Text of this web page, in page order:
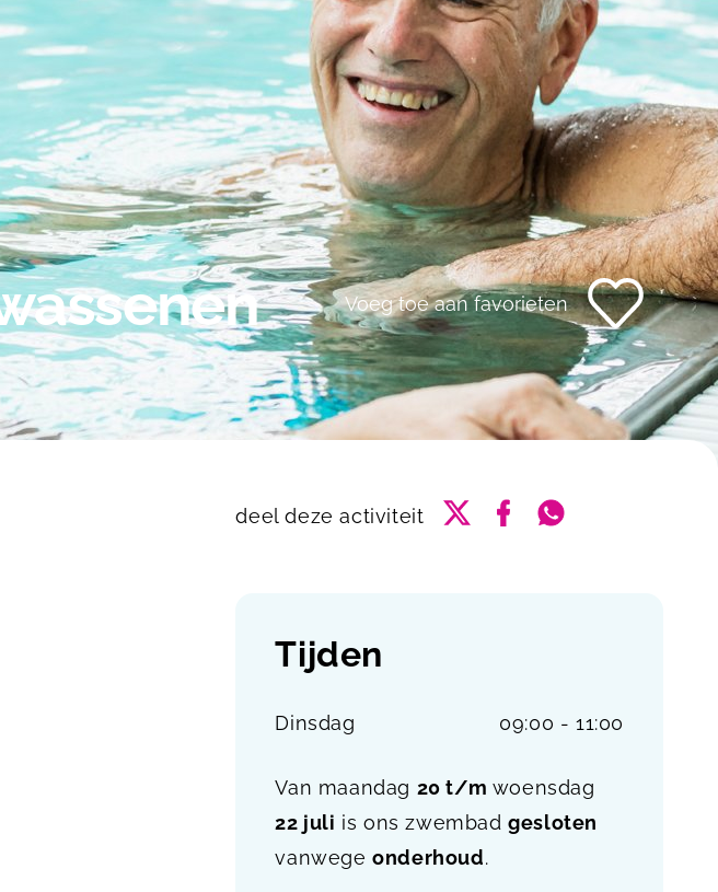
Voeg toe aan favorieten
deel deze activiteit Delen via Twitter
Delen via Facebook
Delen via
Tijden
Dinsdag 09:00 - 11:00
Van maandag 20 t/m woensdag
22 juli is ons zwembadgesloten
vanwegeonderhoud.